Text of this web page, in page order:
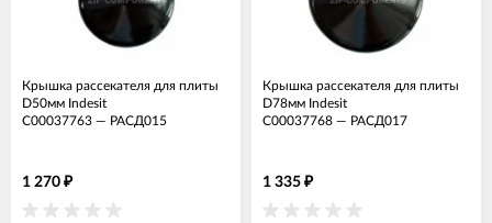
Крышка рассекателя для плиты
D50мм Indesit
C00037763 — РАСД015
1 270 ₽
Крышка рассекателя для плиты
D78мм Indesit
C00037768 — РАСД017
1 335 ₽